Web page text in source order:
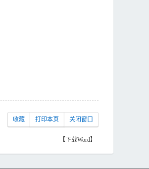
收藏 打印本页 关闭窗口
【下载Word】